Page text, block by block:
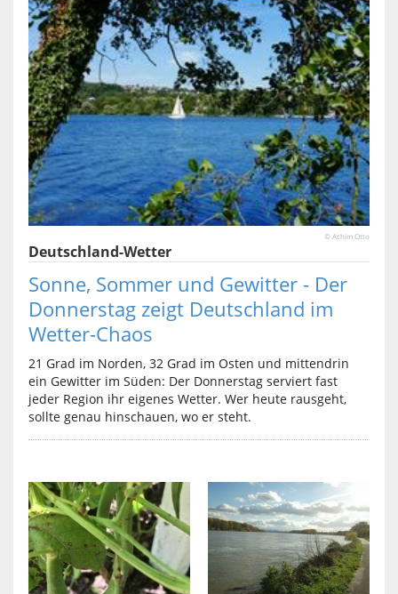
© Achim Otto
Deutschland-Wetter
Sonne, Sommer und Gewitter - Der
Donnerstag zeigt Deutschland im
Wetter-Chaos
21 Grad im Norden, 32 Grad im Osten und mittendrin
ein Gewitter im Süden: Der Donnerstag serviert fast
jeder Region ihr eigenes Wetter. Wer heute rausgeht,
sollte genau hinschauen, wo er steht.